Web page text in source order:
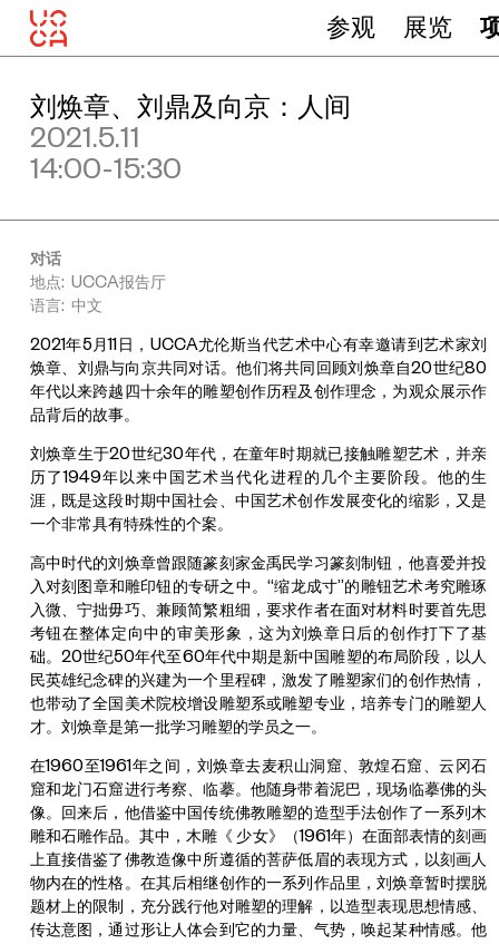
参观 展览
刘焕章、刘鼎及向京：人间
2021.5.11
14:00-15:30
对话
地点: UCCA报告厅
语言: 中文
2021年5月11日，UCCA尤伦斯当代艺术中心有幸邀请到艺术家刘
焕章、刘鼎与向京共同对话。他们将共同回顾刘焕章自20世纪80
年代以来跨越四十余年的雕塑创作历程及创作理念，为观众展示作
品背后的故事。
刘焕章生于20世纪30年代，在童年时期就已接触雕塑艺术，并亲
历了1949年以来中国艺术当代化进程的几个主要阶段。他的生
涯，既是这段时期中国社会、中国艺术创作发展变化的缩影，又是
一个非常具有特殊性的个案。
高中时代的刘焕章曾跟随篆刻家金禹民学习篆刻制钮，他喜爱并投
入对刻图章和雕印钮的专研之中。“缩龙成寸”的雕钮艺术考究雕琢
入微、宁拙毋巧、兼顾简繁粗细，要求作者在面对材料时要首先思
考钮在整体定向中的审美形象，这为刘焕章日后的创作打下了基
础。20世纪50年代至60年代中期是新中国雕塑的布局阶段，以人
民英雄纪念碑的兴建为一个里程碑，激发了雕塑家们的创作热情，
也带动了全国美术院校增设雕塑系或雕塑专业，培养专门的雕塑人
才。刘焕章是第一批学习雕塑的学员之一。
在1960至1961年之间，刘焕章去麦积山洞窟、敦煌石窟、云冈石
窟和龙门石窟进行考察、临摹。他随身带着泥巴，现场临摹佛的头
像。回来后，他借鉴中国传统佛教雕塑的造型手法创作了一系列木
雕和石雕作品。其中，木雕《 少女》（1961年）在面部表情的刻画
上直接借鉴了佛教造像中所遵循的菩萨低眉的表现方式，以刻画人
物内在的性格。在其后相继创作的一系列作品里，刘焕章暂时摆脱
题材上的限制，充分践行他对雕塑的理解，以造型表现思想情感、
传达意图，通过形让人体会到它的力量、气势，唤起某种情感。他